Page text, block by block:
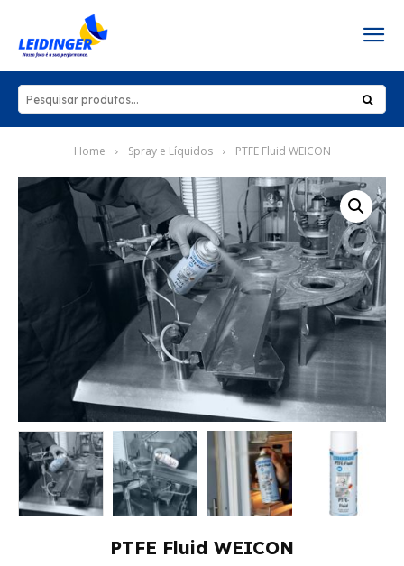
Home Spray e Líquidos PTFE Fluid WEICON
PTFE Fluid WEICON